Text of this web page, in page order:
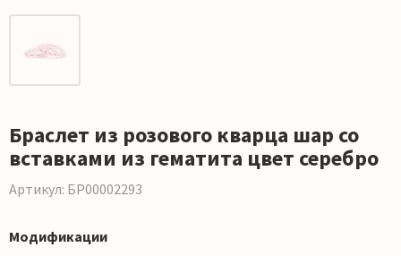
Браслет из розового кварца шар со
вставками из гематита цвет серебро
Артикул: БР00002293
Модификации